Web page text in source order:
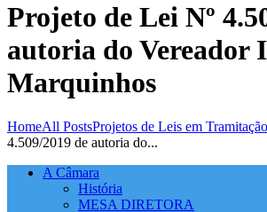
Projeto de Lei Nº
autoria do Vereador
Marquinhos
HomeAll PostsProjetos de Leis em Tramitação
4.509/2019 de autoria do...
A Câmara
História
MESA DIRETORA